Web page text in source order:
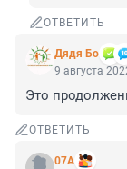
ОТВЕТИТЬ
Дядя Бо
9 августа
Это
ОТВЕТИТЬ
07A